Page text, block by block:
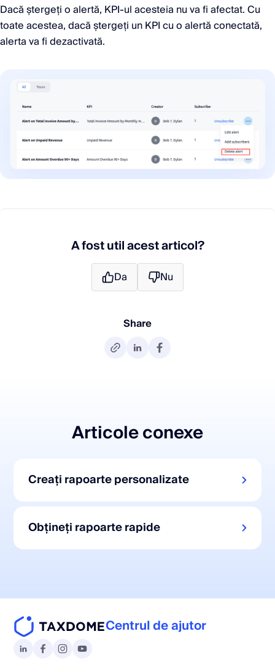
Dacă ștergeți o alertă, KPI-ul acesteia nu va fi afectat. Cu
toate acestea, dacă ștergeți un KPI cu o alertă conectată,
alerta va fi dezactivată.
A fost util acest articol?
Da Nu
Share
Articole conexe
Creați rapoarte personalizate
Obțineți rapoarte rapide
Centrul de ajutor